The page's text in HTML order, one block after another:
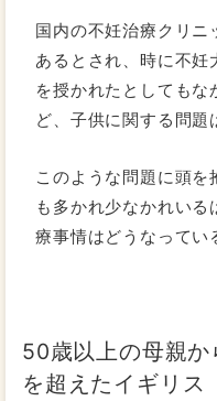
国内の不妊治療クリ
あるとされ、時に不妊
を授かれたとしても
ど、子供に関する問題
このような問題に頭
も多かれ少なかれい
療事情はどうなってい
50歳以上の母親
を超えたイギリス